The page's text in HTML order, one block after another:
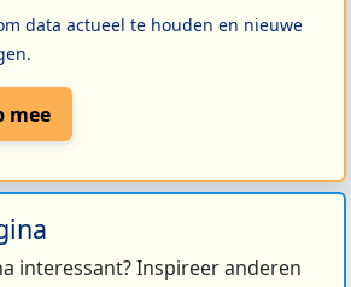
data actueel te houden en nieuwe
mee
interessant? Inspireer anderen